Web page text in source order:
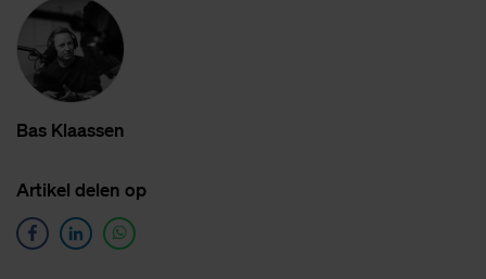
Bas Klaas­sen
Ar­ti­kel de­len op